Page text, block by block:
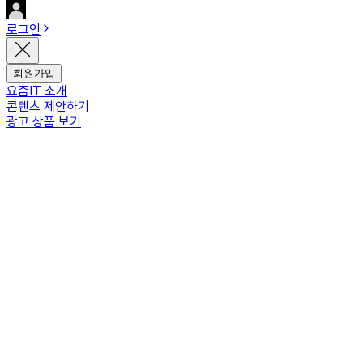
로그인
회원가입
요즘IT 소개
콘텐츠 제안하기
광고 상품 보기